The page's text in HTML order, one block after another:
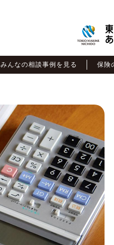
みんなの相談事例を見る 保険